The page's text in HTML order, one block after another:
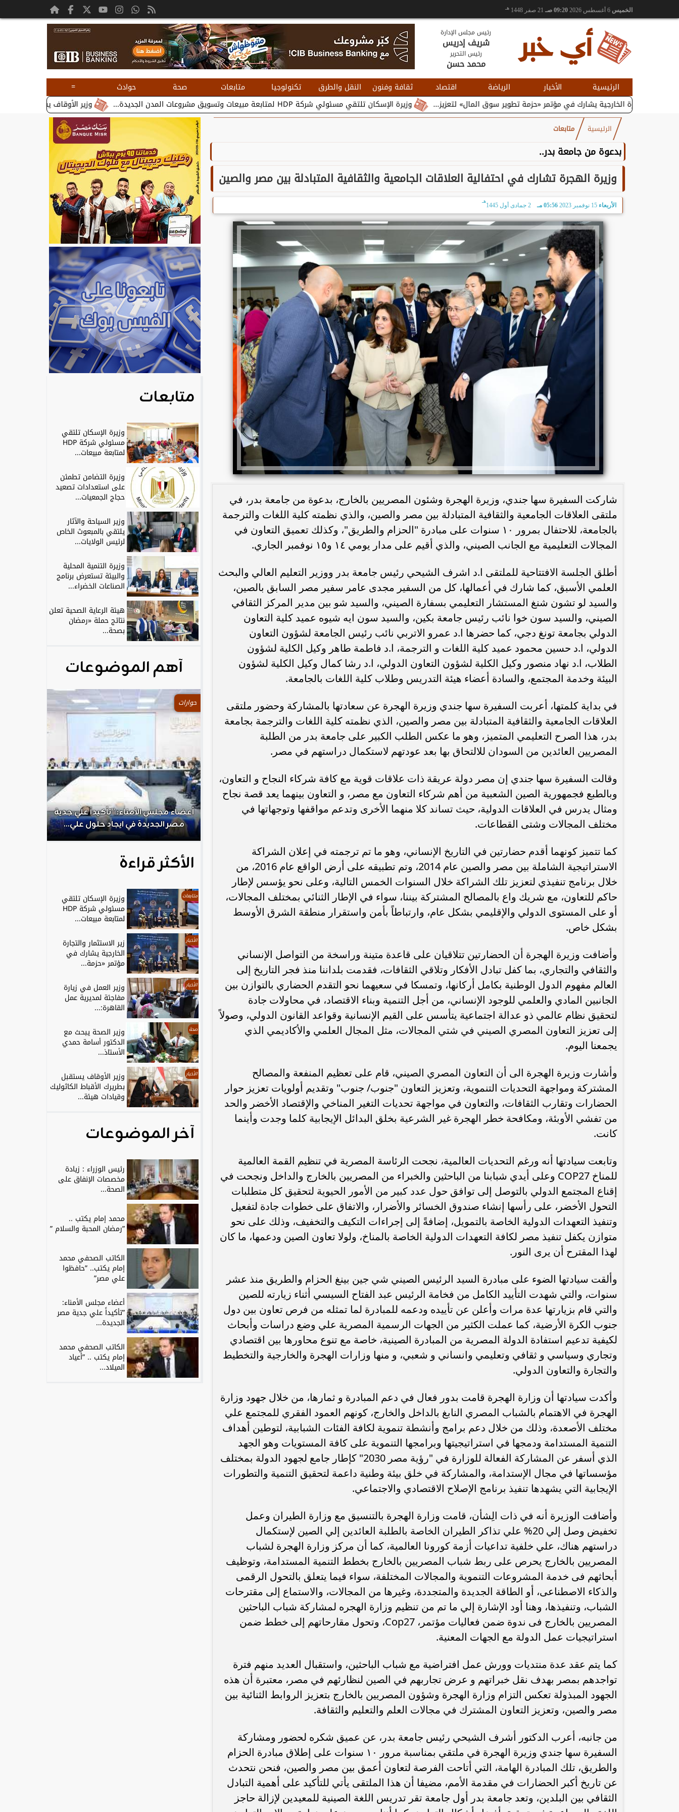
الخميس 09:20 صـ 21 صفر 1448 هـ
رئيس مجلس الإدارة
شريف إدريس
رئيس التحرير
محمد حسن
الرئيسية الأخبار الرياضة اقتصاد ثقافة وفنون النقل والطرق تكنولوجيا متابعات صحة حوادث
=
وزير الأوقاف يستقبل بطريرك الأقباط
وزيرة الإسكان تلتقي مسئولي شركة HDP لمتابعة مبيعات وتسويق مشروعات المدن الجديدة... الخارجية يشارك في مؤتمر «حزمة تطوير سوق المال» لتعزيز...
الرئيسية متابعات
بدعوة من جامعة بدر..
وزيرة الهجرة تشارك في احتفالية العلاقات الجامعية والثقافية المتبادلة بين مصر والصين
الأربعاء 15 نوفمبر 2023 05:56 مـ 2 جمادى أول 1445
هـ
شاركت السفيرة سها جندي، وزيرة الهجرة وشئون المصريين بالخارج، بدعوة من جامعة بدر، في
ملتقى العلاقات الجامعية والثقافية المتبادلة بين مصر والصين، والذي نظمته كلية اللغات والترجمة
بالجامعة، للاحتفال بمرور ١٠ سنوات على مبادرة "الحزام والطريق"، وكذلك تعميق التعاون في
المجالات التعليمية مع الجانب الصيني، والذي أقيم على مدار يومي ١٤ و١٥ نوفمبر الجاري.
أطلق الجلسة الافتتاحية للملتقى ا.د اشرف الشيحي رئيس جامعة بدر ووزير التعليم العالي والبحث
العلمي الأسبق، كما شارك في أعمالها، كل من السفير مجدى عامر سفير مصر السابق بالصين،
والسيد لو تشون شنغ المستشار التعليمي بسفارة الصيني، والسيد شو بين مدير المركز الثقافي
الصيني، والسيد سون خوا نائب رئيس جامعة بكين، والسيد سون ايه شيوه عميد كلية التعاون
الدولي بجامعة تونغ دجي، كما حضرها ا.د عمرو الاتربي نائب رئيس الجامعة لشؤون التعاون
الدولي، ا.د حسين محمود عميد كلية اللغات و الترجمة، ا.د فاطمة طاهر وكيل الكلية لشؤون
الطلاب، ا.د نهاد منصور وكيل الكلية لشؤون التعاون الدولي، ا.د رشا كمال وكيل الكلية لشؤون
البيئة وخدمة المجتمع، والسادة أعضاء هيئة التدريس وطلاب كلية اللغات بالجامعة.
في بداية كلمتها، أعربت السفيرة سها جندي وزيرة الهجرة عن سعادتها بالمشاركة وحضور ملتقى
العلاقات الجامعية والثقافية المتبادلة بين مصر والصين، الذي نظمته كلية اللغات والترجمة بجامعة
بدر، هذا الصرح التعليمي المتميز، وهو ما عكس الطلب الكبير على جامعة بدر من الطلبة
المصريين العائدين من السودان للالتحاق بها بعد عودتهم لاستكمال دراستهم في مصر.
وقالت السفيرة سها جندي إن مصر دولة عريقة ذات علاقات قوية مع كافة شركاء النجاح و التعاون،
وبالطبع فجمهورية الصين الشعبية من أهم شركاء التعاون مع مصر، و التعاون بينهما يعد قصة نجاح
ومثال يدرس في العلاقات الدولية، حيث تساند كلا منهما الأخرى وتدعم مواقفها وتوجهاتها في
مختلف المجالات وشتى القطاعات.
كما تتميز كونهما أقدم حضارتين في التاريخ الإنساني، وهو ما تم ترجمته في إعلان الشراكة
الاستراتيجية الشاملة بين مصر والصين عام 2014، وتم تطبيقه على أرض الواقع عام 2016، من
خلال برنامج تنفيذي لتعزيز تلك الشراكة خلال السنوات الخمس التالية، وعلى نحو يؤسس لإطار
حاكم للتعاون، مع شريك واع بالمصالح المشتركة بيننا، سواء في الإطار الثنائي بمختلف المجالات،
أو على المستوى الدولي والإقليمي بشكل عام، وارتباطاً بأمن واستقرار منطقة الشرق الأوسط
بشكل خاص.
وأضافت وزيرة الهجرة أن الحضارتين تتلاقيان على قاعدة متينة وراسخة من التواصل الإنساني
والثقافي والتجاري، بما كفل تبادل الأفكار وتلاقي الثقافات، فقدمت بلداننا منذ فجر التاريخ إلى
العالم مفهوم الدول الوطنية بكامل أركانها، وتمسكا في سعيهما نحو التقدم الحضاري بالتوازن بين
الجانبين المادي والعلمي للوجود الإنساني، من أجل التنمية وبناء الاقتصاد، في محاولات جادة
لتحقيق نظام عالمي ذو عدالة اجتماعية يتأسس على القيم الإنسانية وقواعد القانون الدولي، وصولاً
إلى تعزيز التعاون المصري الصيني في شتي المجالات، مثل المجال العلمي والأكاديمي الذي
يجمعنا اليوم.
وأشارت وزيرة الهجرة الى أن التعاون المصري الصيني، قام على تعظيم المنفعة والمصالح
المشتركة ومواجهة التحديات التنموية، وتعزيز التعاون "جنوب/ جنوب" وتقديم أولويات تعزيز حوار
الحضارات وتقارب الثقافات، والتعاون في مواجهة تحديات التغير المناخي والإقتصاد الأخضر والحد
من تفشي الأوبئة، ومكافحة خطر الهجرة غير الشرعية بخلق البدائل الإيجابية كلما وجدت وأينما
كانت.
وتابعت سيادتها أنه ورغم التحديات العالمية، نجحت الرئاسة المصرية في تنظيم القمة العالمية
للمناخ COP27 وعلى أيدي شبابنا من الباحثين والخبراء من المصريين بالخارج والداخل ونجحت في
إقناع المجتمع الدولي بالتوصل إلى توافق حول عدد كبير من الأمور الحيوية لتحقيق كل متطلبات
التحول الأخضر، على رأسها إنشاء صندوق الخسائر والأضرار، والاتفاق على خطوات جادة لتفعيل
وتنفيذ التعهدات الدولية الخاصة بالتمويل، إضافةً إلى إجراءات التكيف والتخفيف، وذلك على نحو
متوازن يكفل تنفيذ مصر لكافة التعهدات الدولية الخاصة بالمناخ، ولولا تعاون الصين ودعمها، ما كان
لهذا المقترح أن يرى النور.
وألقت سيادتها الضوء على مبادرة السيد الرئيس الصيني شي جين بينغ الحزام والطريق منذ عشر
سنوات، والتي شهدت التأييد الكامل من فخامة الرئيس عبد الفتاح السيسي أثناء زيارته للصين
والتي قام بزيارتها عدة مرات وأعلن عن تأييده ودعمه للمبادرة لما تمثله من فرص تعاون بين دول
جنوب الكرة الأرضية، كما عملت الكثير من الجهات الرسمية المصرية علي وضع دراسات وأبحاث
لكيفية تدعيم استفادة الدولة المصرية من المبادرة الصينية، خاصة مع تنوع محاورها بين اقتصادي
وتجاري وسياسي و ثقافي وتعليمي وانساني و شعبي، و منها وزارات الهجرة والخارجية والتخطيط
والتجارة والتعاون الدولي.
وأكدت سيادتها أن وزارة الهجرة قامت بدور فعال في دعم المبادرة و ثمارها، من خلال جهود وزارة
الهجرة في الاهتمام بالشباب المصري النابغ بالداخل والخارج، كونهم العمود الفقري للمجتمع علي
مختلف الأصعدة، وذلك من خلال دعم برامج وأنشطة تنموية لكافة الفئات الشبابية، لتوطين أهداف
التنمية المستدامة ودمجها في استراتيجيتها وبرامجها التنموية على كافة المستويات وهو الجهد
الذي أسفر عن المشاركة الفعالة للوزارة في "رؤية مصر 2030" كإطار جامع لجهود الدولة بمختلف
مؤسساتها في مجال الإستدامة، والمشاركة في خلق بيئة وطنية داعمة لتحقيق التنمية والتطورات
الإيجابية التي يشهدها تنفيذ برنامج الإصلاح الاقتصادي والاجتماعي.
وأضافت الوزيرة أنه في ذات الِشأن، قامت وزارة الهجرة بالتنسيق مع وزارة الطيران وعمل
تخفيض وصل إلي 20% علي تذاكر الطيران الخاصة بالطلبة العائدين إلي الصين لإستكمال
دراستهم هناك، علي خلفية تداعيات أزمة كورونا العالمية، كما أن مركز وزارة الهجرة لشباب
المصريين بالخارج يحرص على ربط شباب المصريين بالخارج بخطط التنمية المستدامة، وتوظيف
أبحاثهم فى خدمة المشروعات التنموية والمجالات المختلفة، سواء فيما يتعلق بالتحول الرقمى
والذكاء الاصطناعى، أو الطاقة الجديدة والمتجددة، وغيرها من المجالات، والاستماع إلى مقترحات
الشباب، وتنفيذها، وهنا أود الإشارة إلي ما تم من تنظيم وزارة الهجره لمشاركة شباب الباحثين
المصريين بالخارج فى ندوة ضمن فعاليات مؤتمر، Cop27، وتحول مقارحاتهم إلى خطط ضمن
استراتيجيات عمل الدولة مع الجهات المعنية.
كما يتم عقد عدة منتديات وورش عمل افتراضية مع شباب الباحثين، واستقبال العديد منهم فترة
تواجدهم بمصر بهدف نقل خبراتهم و عرض تجاربهم في الصين لنظارئهم في مصر، معتبرة أن هذه
الجهود المبذولة تعكس التزام وزارة الهجرة وشؤون المصريين بالخارج بتعزيز الروابط الثنائية بين
مصر والصين، وتعزيز التعاون المشترك في مجالات العلم والتعليم والثقافة.
من جانبه، أعرب الدكتور أشرف الشيحي رئيس جامعة بدر، عن عميق شكره لحضور ومشاركة
السفيرة سها جندي وزيرة الهجرة في ملتقي بمناسبة مرور ١٠ سنوات على إطلاق مبادرة الحزام
والطريق، تلك المبادرة الهامة، التي أتاحت الفرصة لتعاون أعمق بين مصر والصين، فنحن نتحدث
عن تاريخ أكبر الحضارات في مقدمة الأمم، مضيفا أن هذا الملتقى يأتي للتأكيد على أهمية التبادل
الثقافي بين البلدين، وتعد جامعة بدر أول جامعة تقر تدريس اللغة الصينية للمعيدين لإزالة حاجز
متابعات
وزيرة الإسكان تلتقي
مسئولي شركة HDP
لمتابعة مبيعات...
وزيرة التضامن تطمئن
على استعدادات تصعيد
حجاج الجمعيات...
وزير السياحة والآثار
يلتقي بالمبعوث الخاص
لرئيس الولايات...
وزيرة التنمية المحلية
والبيئة تستعرض برنامج
الصناعات الخضراء...
هيئة الرعاية الصحية تعلن
نتائج حملة «رمضان
بصحة...
آهم الموضوعات
رئيس الوزراء : زيادة مخصصات الإنفاق
على الصحة والتعليم و”تكافل” و”كرامة”
محمد إمام يكتب .. ”رمضان المحبة
الكاتب الصحفي محمد إمام يكتب..
حوارات
أعضاء مجلس الأمناء: ”تأكيداً علي جدية
مصر الجديدة في ايجاد حلول علي...
الأكثر قراءة
متابعات وزيرة الإسكان تلتقي
مسئولي شركة HDP
لمتابعة مبيعات...
الأخبار زير الاستثمار والتجارة
الخارجية يشارك في
مؤتمر «حزمة...
الأخبار وزير العمل في زيارة
مفاجئة لمديرية عمل
القاهرة:...
صحة وزير الصحة يبحث مع
الدكتور أسامة حمدي
الأستاذ...
الأخبار وزير الأوقاف يستقبل
بطريرك الأقباط الكاثوليك
وقيادات هيئة...
آخر الموضوعات
رئيس الوزراء : زيادة
مخصصات الإنفاق على
الصحة...
محمد إمام يكتب ..
”رمضان المحبة والسلام ”
الكاتب الصحفي محمد
إمام يكتب.. ”حافظوا
علي مصر”
أعضاء مجلس الأمناء:
”تأكيداً علي جدية مصر
الجديدة...
الكاتب الصحفي محمد
إمام يكتب .. ”أعياد
الميلاد...